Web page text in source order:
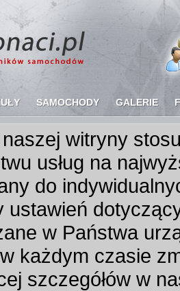
SAMOCHODY GALERIE
witryny
usług na
do
ustawień
w Państwa
każdym czasie
szczegółów w